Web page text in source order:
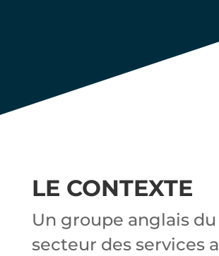
groupe
Anglais.
LE CONTEXTE
Un groupe anglais du
secteur des services a